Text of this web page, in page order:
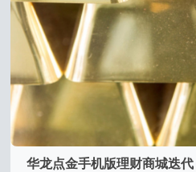
华龙点金手机版理财商城迭